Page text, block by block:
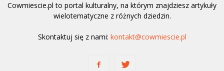
Cowmiescie.pl to portal kulturalny, na którym znajdziesz artykuły
wielotematyczne z różnych dziedzin.
Skontaktuj się z nami: kontakt@cowmiescie.pl